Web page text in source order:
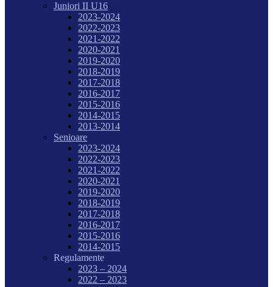
Juniori II U16
2023-2024
2022-2023
2021-2022
2020-2021
2019-2020
2018-2019
2017-2018
2016-2017
2015-2016
2014-2015
2013-2014
Senioare
2023-2024
2022-2023
2021-2022
2020-2021
2019-2020
2018-2019
2017-2018
2016-2017
2015-2016
2014-2015
Regulamente
2023 – 2024
2022 – 2023